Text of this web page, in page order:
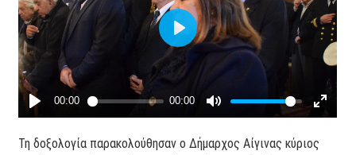
Τη δοξολογία παρακολούθησαν ο Δήμαρχος Αίγινας κύριος